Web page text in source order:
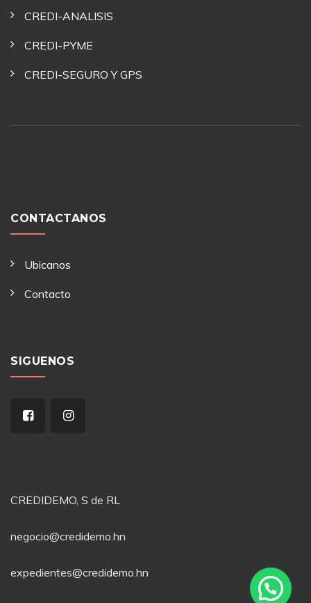
CREDI-ANALISIS
CREDI-PYME
CREDI-SEGURO Y GPS
CONTACTANOS
Ubicanos
Contacto
SIGUENOS
CREDIDEMO, S de RL
negocio@credidemo.hn
expedientes@credidemo.hn